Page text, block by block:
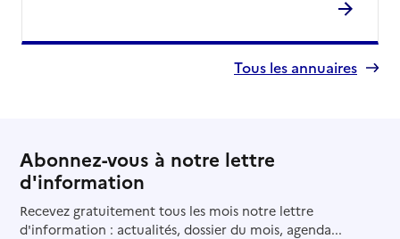
Tous les annuaires
Abonnez-vous à notre lettre
d'information
Recevez gratuitement tous les mois notre lettre
d'information : actualités, dossier du mois, agenda...